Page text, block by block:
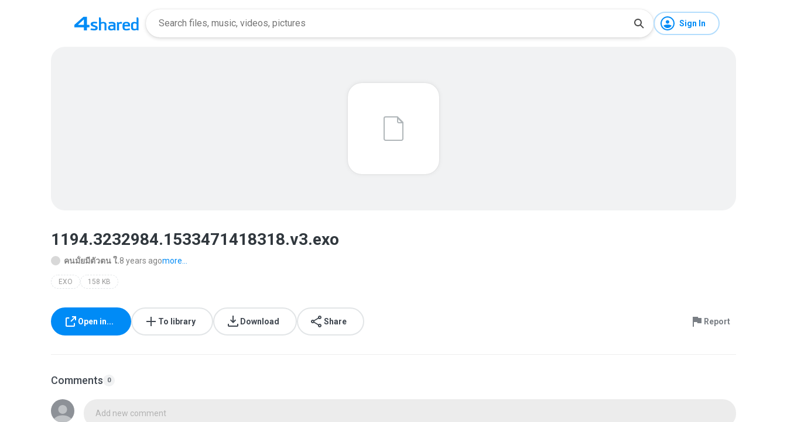
Sign In
1194.3232984.1533471418318.v3.exo
คนมั้ยมีตัวตน ใ.8 years agomore...
EXO 158 KB
Open in... To library Download Share Report
Comments 0
Add new comment